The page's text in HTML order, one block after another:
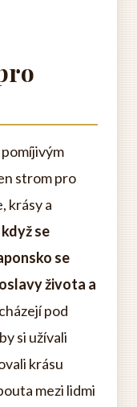
pomíjivým
strom pro
krásy a
se
se
života a
pod
si užívali
krásu
mezi lidmi